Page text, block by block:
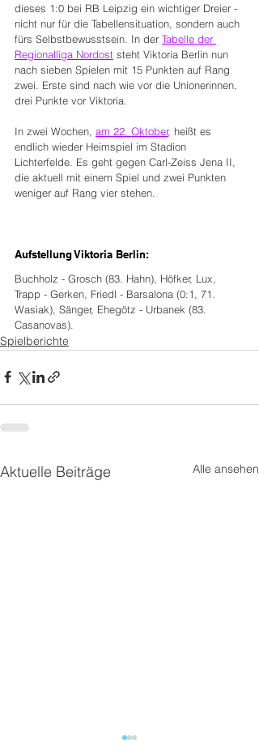
dieses 1:0 bei RB Leipzig ein wichtiger Dreier -
nicht nur für die Tabellensituation, sondern auch
fürs Selbstbewusstsein. In der Tabelle der
Regionalliga Nordost steht Viktoria Berlin nun
nach sieben Spielen mit 15 Punkten auf Rang
zwei. Erste sind nach wie vor die Unionerinnen,
drei Punkte vor Viktoria.
In zwei Wochen, am 22. Oktober, heißt es
endlich wieder Heimspiel im Stadion
Lichterfelde. Es geht gegen Carl-Zeiss Jena II,
die aktuell mit einem Spiel und zwei Punkten
weniger auf Rang vier stehen.
Aufstellung Viktoria Berlin:
Buchholz - Grosch (83. Hahn), Höfker, Lux,
Trapp - Gerken, Friedl - Barsalona (0:1, 71.
Wasiak), Sänger, Ehegötz - Urbanek (83.
Casanovas).
Spielberichte
Aktuelle Beiträge Alle ansehen